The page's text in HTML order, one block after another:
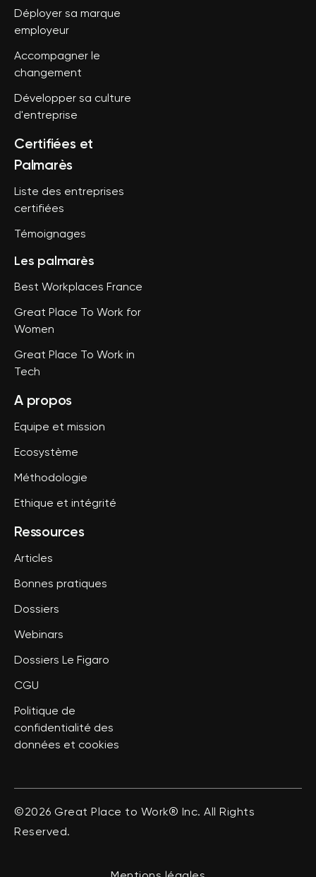
Déployer sa marque
employeur
Accompagner le
changement
Développer sa culture
d'entreprise
Certifiées et
Palmarès
Liste des entreprises
certifiées
Témoignages
Les palmarès
Best Workplaces France
Great Place To Work for
Women
Great Place To Work in
Tech
A propos
Equipe et mission
Ecosystème
Méthodologie
Ethique et intégrité
Ressources
Articles
Bonnes pratiques
Dossiers
Webinars
Dossiers Le Figaro
CGU
Politique de
confidentialité des
données et cookies
©2026 Great Place to Work® Inc. All Rights
Reserved.